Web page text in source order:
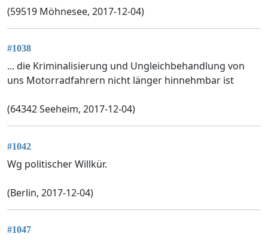
(59519 Möhnesee, 2017-12-04)
#1038
... die Kriminalisierung und Ungleichbehandlung von
uns Motorradfahrern nicht länger hinnehmbar ist
(64342 Seeheim, 2017-12-04)
#1042
Wg politischer Willkür.
(Berlin, 2017-12-04)
#1047